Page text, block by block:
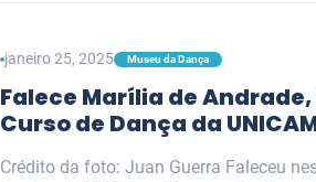
janeiro 25, 2025 Museu da Dança
Falece Marília de
Curso de Dança da
Crédito da foto: Juan Guerra Faleceu